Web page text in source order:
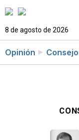
8 de agosto de 2026
Opinión